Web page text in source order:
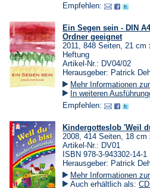
Empfehlen:
Ein Segen sein - DIN
Ordner geeignet
2011, 848 Seiten, 21 cm
Heftung
Artikel-Nr.: DV04/02
Herausgeber: Patrick
Mehr Informationen
In weiteren
Empfehlen:
Kindergotteslob 'Weil
2008, 414 Seiten, 18
Artikel-Nr.: DV01
ISBN 978-3-943302-14-1
Herausgeber: Patrick
Mehr Informationen
Auch erhältlich als: